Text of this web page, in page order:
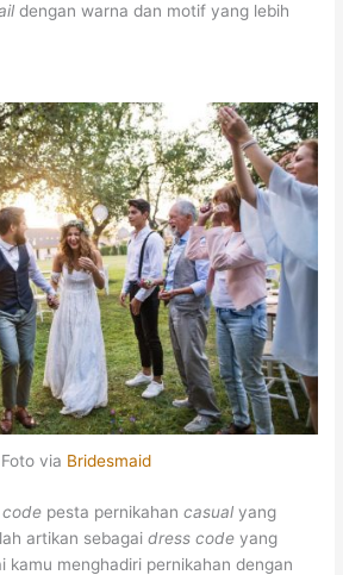
dengan warna dan motif yang lebih
Foto via Bridesmaid
pesta pernikahancasualyang
artikan sebagaidress code yang
kamu menghadiri pernikahan dengan